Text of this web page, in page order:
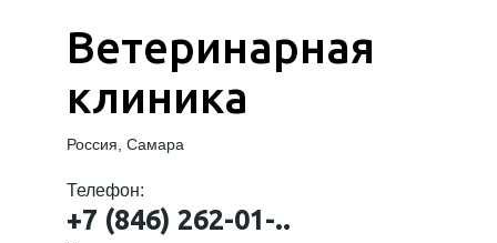
Ветеринарная
клиника
Россия, Самара
Телефон:
+7 (846) 262-01-..